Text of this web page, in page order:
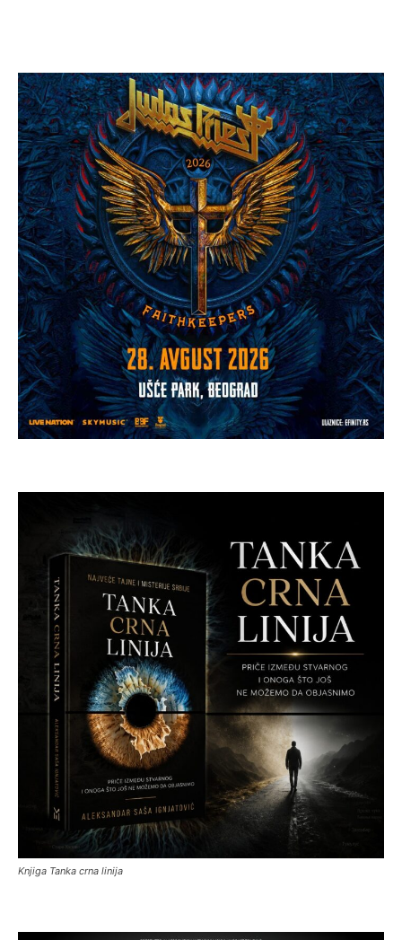
Knjiga Tanka crna linija